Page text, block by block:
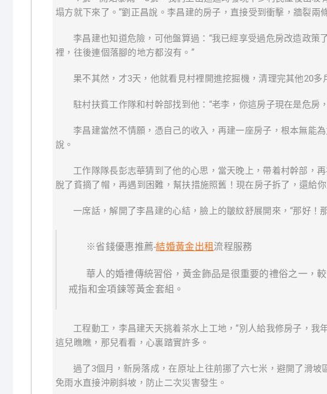
塌方就下來了。”劉正昌說。李昌建的房子，直接受到衝擊，牆裂兩
李昌建也知道危險，可他盤算過：“我已經享受過危房改造政策
裡，往後連個落腳的地方都沒有。”
果不其然，才3天，他就看見村裡開進挖掘機，清理完其他20多
駐村扶貧工作隊和村幹部找到他：“老李，你這房子現在是危房
李昌建當然不情願，憑自己的收入，再建一座房子，根本無能
說。
工作隊隊長彭志華猜到了他的心思，當天晚上，帶着村幹部，
脫了貧摘了帽，再遇到困難，幫扶措施照舊！現在房子拆了，還給
一席話，解開了李昌建的心結，臉上的皺紋舒展開來，“那好！
※省錢優惠推薦-結婚黃金出租 流程服務
華人的婚禮傳統習俗，黃金飾品是很重要的禮俗之一，
戒指和金項鍊等黃金套組。
工程動工，李昌建天天挑着茶水上工地，“別人給我修房子，我
這兒瞧瞧，那兒看看，心裏踏實許多。
過了3個月，新房落成，在原址上往前挪了六七米，避開了滑
免雨水直接沖刷斜坡，防止二次災害發生。